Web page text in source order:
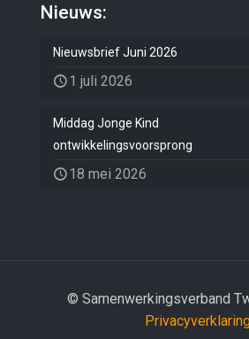
Nieuws:
Nieuwsbrief Juni 2026
1 juli 2026
Middag Jonge Kind
ontwikkelingsvoorsprong
18 mei 2026
© Samenwerkingsverband